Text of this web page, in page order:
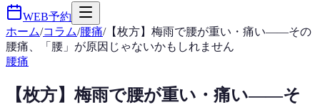
WEB予約
ホーム/コラム/腰痛/【枚方】梅雨で腰が重い・痛い——その
腰痛、「腰」が原因じゃないかもしれません
腰痛
【枚方】梅雨で腰が重い・痛い——そ